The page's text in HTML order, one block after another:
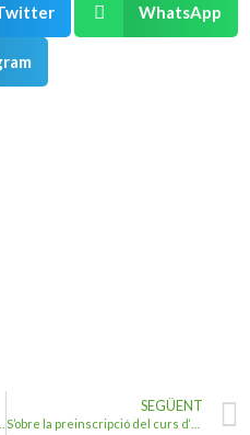
WhatsApp
SEGÜENT
S’obre la preinscripció del curs d‘Eines per a la transformació agroalimentària de muntanya